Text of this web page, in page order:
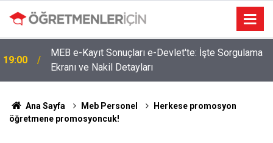
19:00
MEB e-Kayıt Sonuçları e-Devlet'te: İşte Sorgulama
Ekranı ve Nakil Detayları
Ana Sayfa Meb Personel
Herkese promosyon
öğretmene promosyoncuk!